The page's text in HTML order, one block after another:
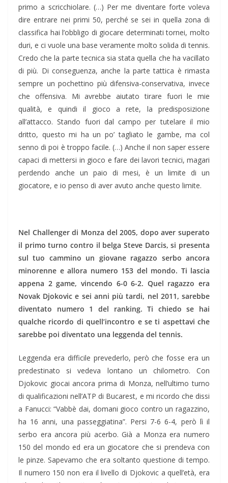
primo a scricchiolare. (…) Per me diventare forte voleva
dire entrare nei primi 50, perché se sei in quella zona di
classifica hai l’obbligo di giocare determinati tornei, molto
duri, e ci vuole una base veramente molto solida di tennis.
Credo che la parte tecnica sia stata quella che ha vacillato
di più. Di conseguenza, anche la parte tattica è rimasta
sempre un pochettino più difensiva-conservativa, invece
che offensiva. Mi avrebbe aiutato tirare fuori le mie
qualità, e quindi il gioco a rete, la predisposizione
all’attacco. Stando fuori dal campo per tutelare il mio
dritto, questo mi ha un po’ tagliato le gambe, ma col
senno di poi è troppo facile. (…) Anche il non saper essere
capaci di mettersi in gioco e fare dei lavori tecnici, magari
perdendo anche un paio di mesi, è un limite di un
giocatore, e io penso di aver avuto anche questo limite.
Nel Challenger di Monza del 2005, dopo aver superato
il primo turno contro il belga Steve Darcis, si presenta
sul tuo cammino un giovane ragazzo serbo ancora
minorenne e allora numero 153 del mondo. Ti lascia
appena 2 game, vincendo 6-0 6-2. Quel ragazzo era
Novak Djokovic e sei anni più tardi, nel 2011, sarebbe
diventato numero 1 del ranking. Ti chiedo se hai
qualche ricordo di quell’incontro e se ti aspettavi che
sarebbe poi diventato una leggenda del tennis.
Leggenda era difficile prevederlo, però che fosse era un
predestinato si vedeva lontano un chilometro. Con
Djokovic giocai ancora prima di Monza, nell’ultimo turno
di qualificazioni nell’ATP di Bucarest, e mi ricordo che dissi
a Fanucci: “Vabbè dai, domani gioco contro un ragazzino,
ha 16 anni, una passeggiatina”. Persi 7-6 6-4, però lì il
serbo era ancora più acerbo. Già a Monza era numero
150 del mondo ed era un giocatore che si prendeva con
le pinze. Sapevamo che era soltanto questione di tempo.
Il numero 150 non era il livello di Djokovic a quell’età, era